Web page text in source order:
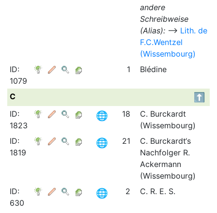
andere
Schreibweise
(Alias):⟶ Lith. de
F.C.Wentzel
(Wissembourg)
ID:
1079
1 Blédine
C
ID:
1823
18
C. Burckardt
(Wissembourg)
ID:
1819
21
C. Burckardt‘s
Nachfolger R.
Ackermann
(Wissembourg)
ID:
630
2 C. R. E. S.